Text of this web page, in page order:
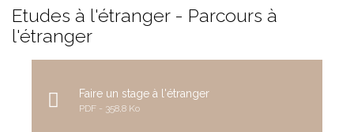
Etudes à l'étranger - Parcours à
l'étranger
Faire un stage à l'étranger
PDF 358,8 Ko